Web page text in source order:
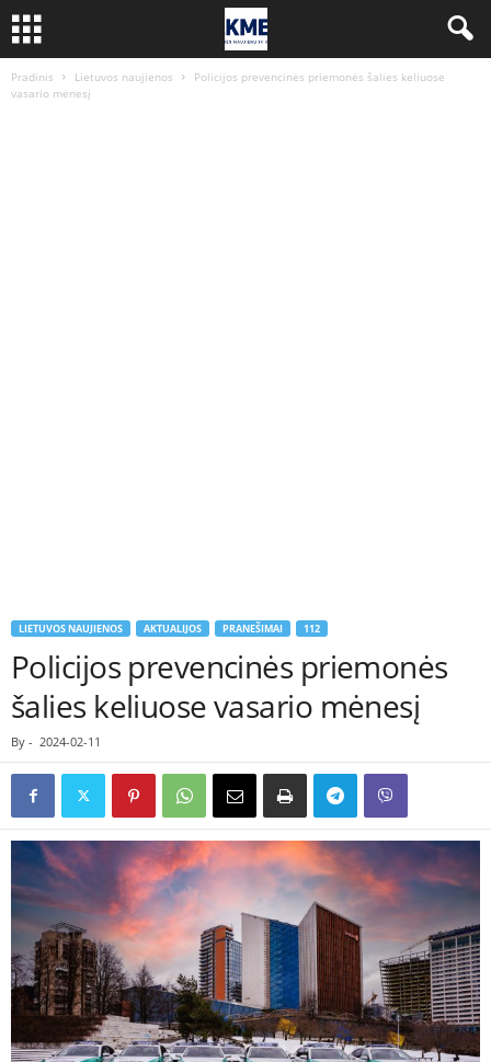
Pradinis Lietuvos naujienos
Policijos prevencinės priemonės šalies keliuose
vasario mėnesį
LIETUVOS NAUJIENOS AKTUALIJOS PRANEŠIMAI 112
Policijos prevencinės priemonės
šalies keliuose vasario mėnesį
By - 2024-02-11